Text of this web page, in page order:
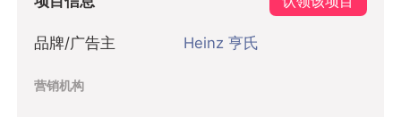
品牌/广告主 Heinz 亨氏
营销机构